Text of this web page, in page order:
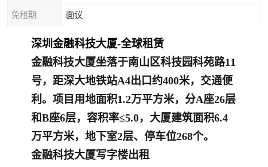
免租期 面议
深圳金融科技大厦-全球租赁
金融科技大厦坐落于南山区科技园科苑路11
号，距深大地铁站A4出口约400米，交通便
利。项目用地面积1.2万平方米，分A座26层
和B座6层，容积率≤5.0，大厦建筑面积6.4
万平方米，地下室2层、停车位268个。
金融科技大厦写字楼出租